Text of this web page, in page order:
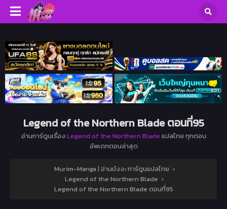
Legend of the Northern Blade ตอนที่95
อ่านการ์ตูนเรื่อง Legend of the Northern Blade แปลไทย ทุกตอน
อัพเดทตอนล่าสุด
Murim-Manga | อ่านมังงะ การ์ตูนแปลไทย ›
Legend of the Northern Blade ›
Legend of the Northern Blade ตอนที่95